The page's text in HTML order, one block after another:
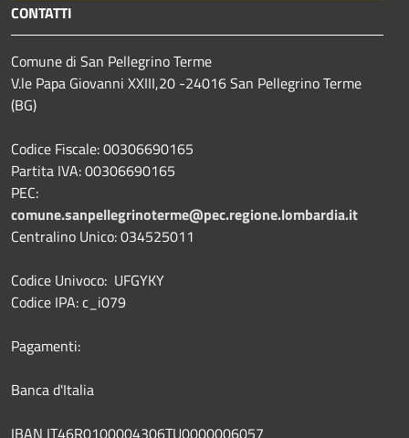
CONTATTI
Comune di San Pellegrino Terme
V.le Papa Giovanni XXIII,20 -24016 San Pellegrino Terme
(BG)
Codice Fiscale: 00306690165
Partita IVA: 00306690165
PEC:
comune.sanpellegrinoterme@pec.regione.lombardia.it
Centralino Unico: 034525011
Codice Univoco: UFGYKY
Codice IPA: c_i079
Pagamenti:
Banca d'Italia
IBAN IT46R0100004306TU0000006057